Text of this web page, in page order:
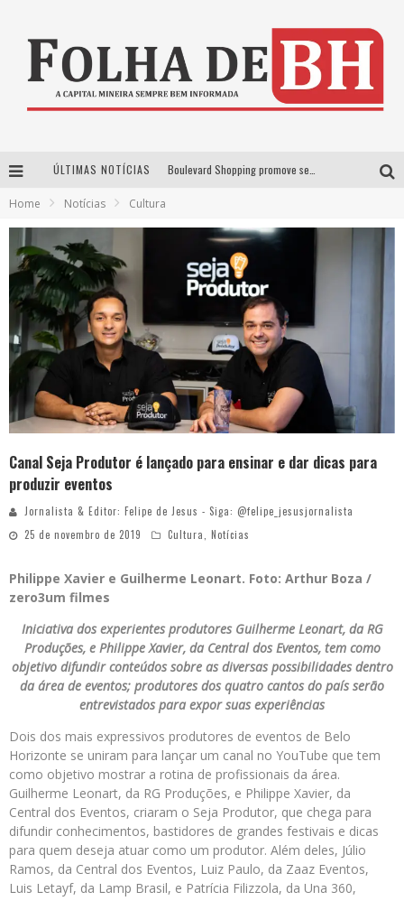
ÚLTIMAS NOTÍCIAS
Home Notícias Cultura
Canal Seja Produtor é lançado para ensinar e dar dicas para
produzir eventos
Jornalista & Editor: Felipe de Jesus - Siga: @felipe_jesusjornalista
25 de novembro de 2019
Cultura, Notícias
Philippe Xavier e Guilherme Leonart. Foto: Arthur Boza /
zero3um filmes
Iniciativa dos experientes produtores Guilherme Leonart, da RG
Produções, e Philippe Xavier, da Central dos Eventos, tem como
objetivo difundir conteúdos sobre as diversas possibilidades dentro
da área de eventos; produtores dos quatro cantos do país serão
entrevistados para expor suas experiências
Dois dos mais expressivos produtores de eventos de Belo
Horizonte se uniram para lançar um canal no YouTube que tem
como objetivo mostrar a rotina de profissionais da área.
Guilherme Leonart, da RG Produções, e Philippe Xavier, da
Central dos Eventos, criaram o Seja Produtor, que chega para
difundir conhecimentos, bastidores de grandes festivais e dicas
para quem deseja atuar como um produtor. Além deles, Júlio
Ramos, da Central dos Eventos, Luiz Paulo, da Zaaz Eventos,
Luis Letayf, da Lamp Brasil, e Patrícia Filizzola, da Una 360,